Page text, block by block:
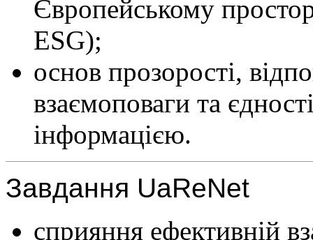
Європейському
ESG);
основ прозорості,
взаємоповаги та
інформацією.
Завдання UaReNet
сприяння ефективній